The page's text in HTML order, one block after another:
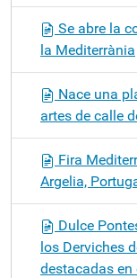
Se abre la
la Mediterrània
Nace una
artes de calle
Fira
Argelia,
Dulce
los Derviches
destacadas en